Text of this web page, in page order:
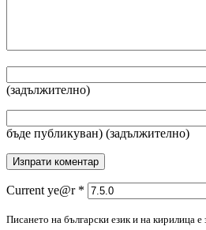
(задължително)
бъде публикуван) (задължително)
Current ye@r *
Писането на български език и на кирилица е